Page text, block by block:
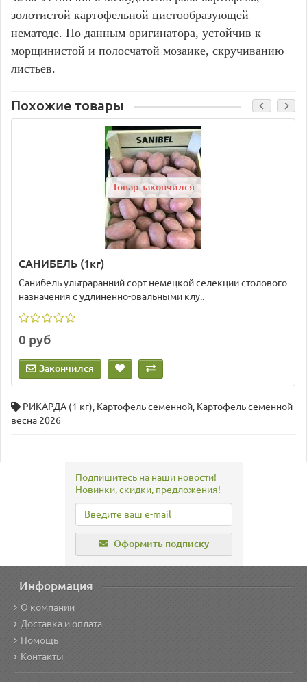
золотистой картофельной цистообразующей
нематоде. По данным оригинатора, устойчив к
морщинистой и полосчатой мозаике, скручиванию
листьев.
Похожие товары
Товар закончился
САНИБЕЛЬ (1кг)
Санибель ультраранний сорт немецкой селекции столового
назначения с удлиненно-овальными клу..
0 руб
Закончился
РИКАРДА (1 кг), Картофель семенной, Картофель семенной
весна 2026
Подпишитесь на наши новости!
Новинки, скидки, предложения!
Оформить подписку
Информация
О компании
Доставка и оплата
Помощь
Контакты